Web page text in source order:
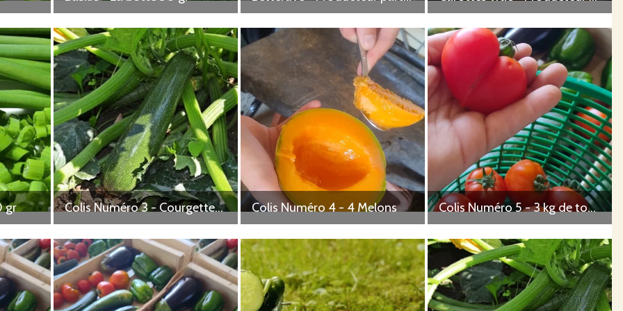
1 août à
à 23h59
Royet - Paysans
de Royet - 6 Le
La chapelle-
1 août à
à 23h59
- Les JdlS / Mzf -
gr Colis Numéro 3 - Courgettes 5 kg Colis Numéro 4 - 4 Melons Colis Numéro 5 - 3 kg de tomates